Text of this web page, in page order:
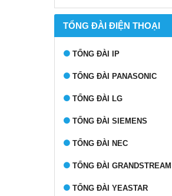
TỔNG ĐÀI ĐIỆN THOẠI
TỔNG ĐÀI IP
TỔNG ĐÀI PANASONIC
TỔNG ĐÀI LG
TỔNG ĐÀI SIEMENS
TỔNG ĐÀI NEC
TỔNG ĐÀI GRANDSTREAM
TỔNG ĐÀI YEASTAR